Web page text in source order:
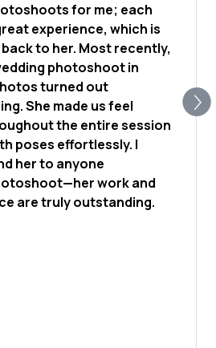
for me; each
experience, which is
to her. Most recently,
photoshoot in
turned out
She made us feel
the entire session
poses effortlessly. I
her to anyone
work and
are truly outstanding.